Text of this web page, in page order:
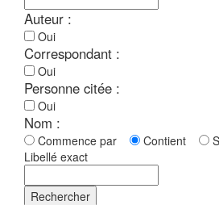
Auteur :
Oui
Correspondant :
Oui
Personne citée :
Oui
Nom :
Commence par Contient
Libellé exact
Rechercher